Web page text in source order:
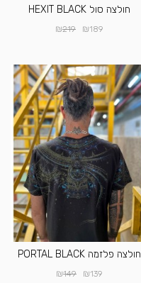
חולצה סול HEXIT BLACK
₪189
₪219
חולצה פלזמה PORTAL BLACK
₪139
₪149